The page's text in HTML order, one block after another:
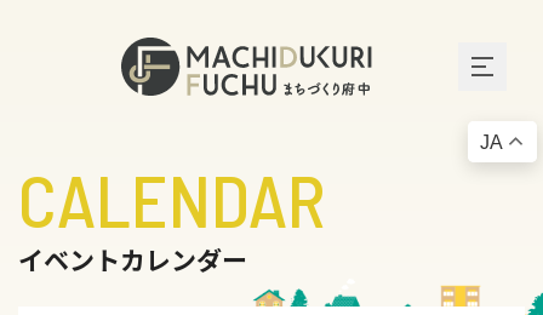
CALENDAR
イベントカレンダー
JA